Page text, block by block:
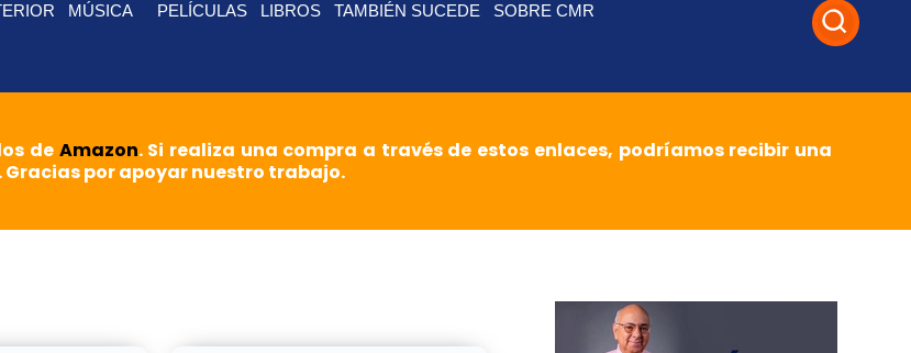
MÚSICA PELÍCULAS LIBROS TAMBIÉN SUCEDE SOBRE CMR
de Amazon. Si realiza una compra a través de estos enlaces, podríamos recibir una
por apoyar nuestro trabajo.